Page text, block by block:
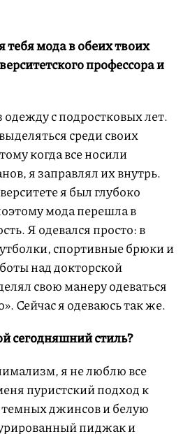
мода в обеих твоих
профессора и
с подростковых лет.
среди своих
когда все носили
я заправлял их внутрь.
я был глубоко
мода перешла в
Я одевался просто: в
спортивные брюки и
над докторской
свою манеру одеваться
Сейчас я одеваюсь так же.
сегодняшний стиль?
я не люблю все
пуристский подход к
джинсов и белую
пиджак и